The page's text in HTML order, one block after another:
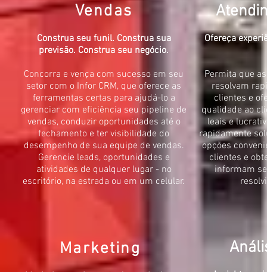
Vendas
Construa seu funil. Construa sua
previsão. Construa seu negócio.
Concorra e vença com sucesso em seu
setor com o Infor CRM, que oferece as
ferramentas certas para ajudá-lo a
gerenciar com eficiência seu pipeline de
vendas, conduzir oportunidades até o
fechamento e ter visibilidade do
desempenho de sua equipe de vendas.
Gerencie leads, oportunidades e
atividades de qualquer lugar - no
escritório, na estrada ou em um celular.
Ofereça
Permita que
resolvam
clientes e
qualidade ao
leais e
rapidamente
opções
clientes e
informam
Marketing